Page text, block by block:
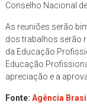
Conselho Nacional
As reuniões serão
dos trabalhos serão
da Educação
Educação
apreciação e a
Fonte: Agência Brasil